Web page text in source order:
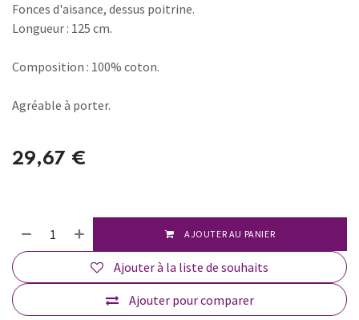
Fonces d'aisance, dessus poitrine.
Longueur : 125 cm.
Composition : 100% coton.
Agréable à porter.
29,67 €
AJOUTER AU PANIER
Ajouter pour comparer
Ajouter à la liste de souhaits